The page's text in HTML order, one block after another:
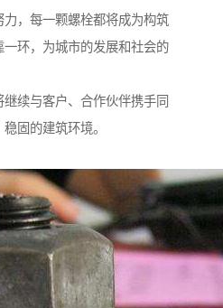
，每一颗螺栓都将成为构筑
环，为城市的发展和社会的
续与客户、合作伙伴携手同
固的建筑环境。